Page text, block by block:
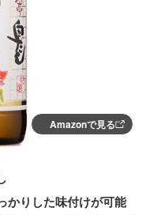
Amazonで見る
かりした味付けが可能